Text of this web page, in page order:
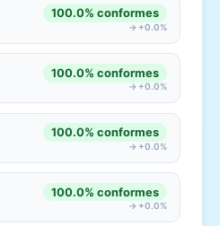
100.0% conformes
→ +0.0%
100.0% conformes
→ +0.0%
100.0% conformes
→ +0.0%
100.0% conformes
→ +0.0%